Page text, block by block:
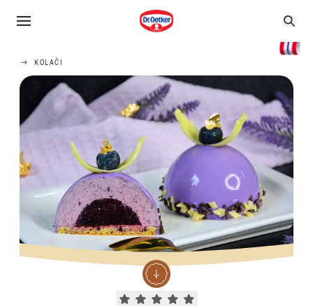
KOLAČI
Current rating 4.8. Click to rate.